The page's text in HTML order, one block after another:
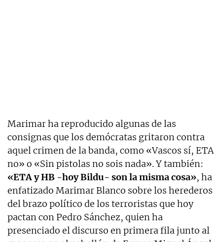
Marimar ha reproducido algunas de las
consignas que los demócratas gritaron contra
aquel crimen de la banda, como «Vascos sí, ETA
no» o «Sin pistolas no sois nada». Y también:
«ETA y HB -hoy Bildu- son la misma cosa», ha
enfatizado Marimar Blanco sobre los herederos
del brazo político de los terroristas que hoy
pactan con Pedro Sánchez, quien ha
presenciado el discurso en primera fila junto al